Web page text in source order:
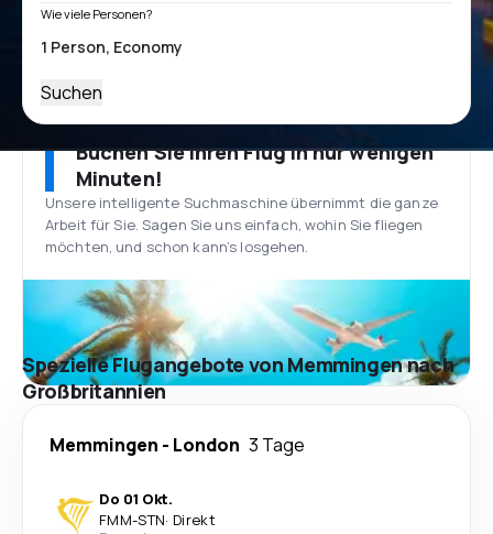
Wie viele Personen?
Suchen
Buchen Sie Ihren Flug in nur wenigen
Minuten!
Unsere intelligente Suchmaschine übernimmt die ganze
Arbeit für Sie. Sagen Sie uns einfach, wohin Sie fliegen
möchten, und schon kann’s losgehen.
Spezielle Flugangebote von Memmingen nach
Großbritannien
Memmingen - London 3 Tage
Do 01 Okt.
FMM-STN· Direkt